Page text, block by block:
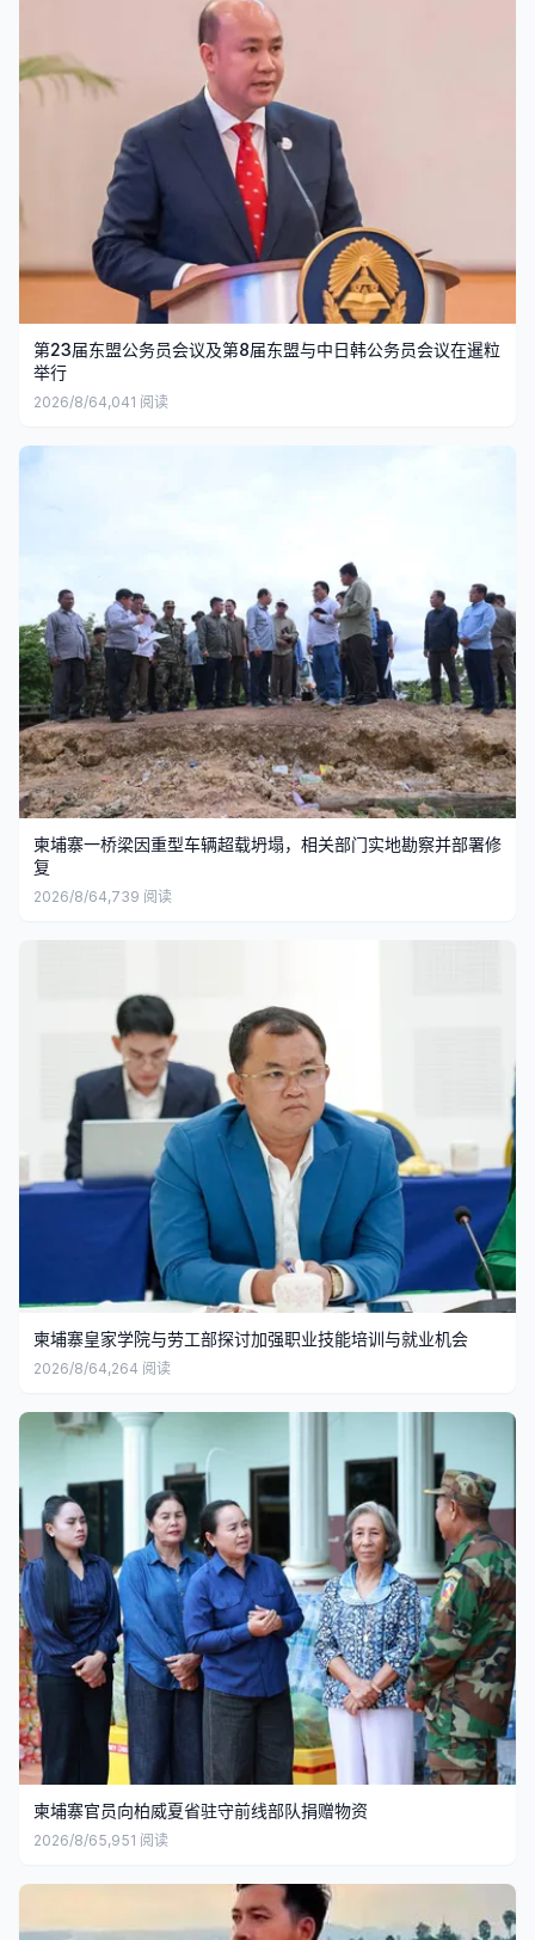
第23届东盟公务员会议及第8届东盟与中日韩公务员会议在暹粒
举行
2026/8/64,041 阅读
柬埔寨一桥梁因重型车辆超载坍塌，相关部门实地勘察并部署修
复
2026/8/64,739 阅读
柬埔寨皇家学院与劳工部探讨加强职业技能培训与就业机会
2026/8/64,264 阅读
柬埔寨官员向柏威夏省驻守前线部队捐赠物资
2026/8/65,951 阅读